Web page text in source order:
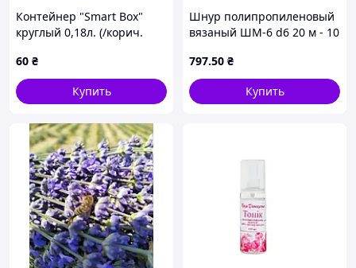
Контейнер "Smart Box"
круглый 0,18л. (/корич.
124081
60 ₴
Купить
Шнур полипропиленовый
вязаный ШМ-6 d6 20 м - 10
00000000036
797.50 ₴
Купить